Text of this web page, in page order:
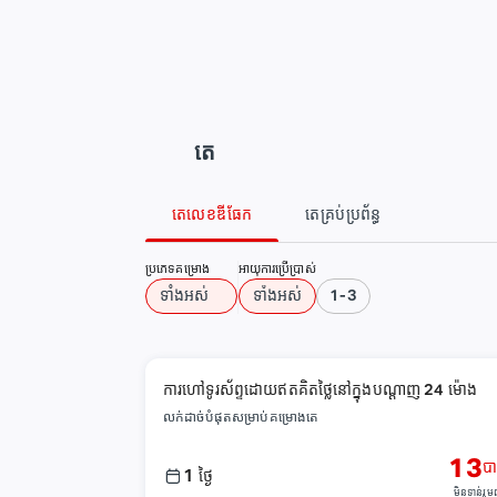
តេ
តេលេខឌីធែក តេគ្រប់ប្រព័ន្ធ
ប្រភេទគម្រោង
​ទាំងអស់
អាយុការប្រើប្រាស់
​ទាំងអស់ 1-3
ការហៅទូរស័ព្ទដោយឥតគិតថ្លៃនៅក្នុងបណ្តាញ 24 ម៉ោង
លក់ដាច់បំផុតសម្រាប់គម្រោងតេ
1 ថ្ងៃ 13ប
មិនទាន់រួមព